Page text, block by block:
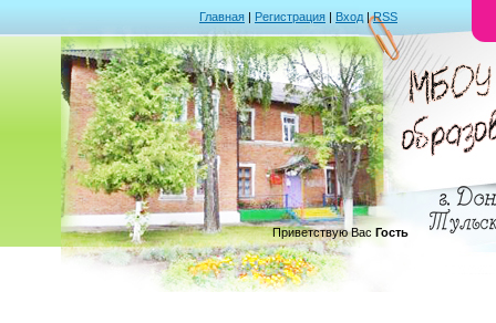
Главная | Регистрация | Вход |RSS
.
Приветствую Вас Гость